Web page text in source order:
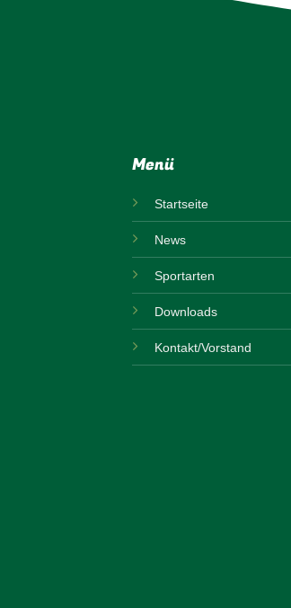
Menü
Startseite
News
Sportarten
Downloads
Kontakt/Vorstand